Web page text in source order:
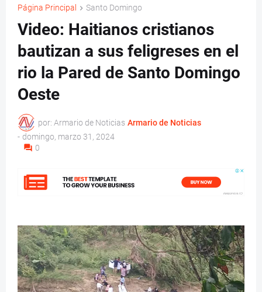
Página Principal Santo Domingo
Video: Haitianos cristianos
bautizan a sus feligreses en el
rio la Pared de Santo Domingo
Oeste
por: Armario de Noticias Armario de Noticias
- domingo, marzo 31, 2024
0